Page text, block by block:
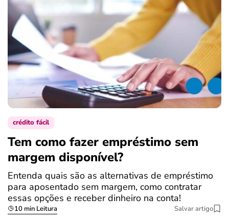
crédito fácil
Tem como fazer empréstimo sem
margem disponível?
Entenda quais são as alternativas de empréstimo
para aposentado sem margem, como contratar
essas opções e receber dinheiro na conta!
10 min Leitura Salvar artigo